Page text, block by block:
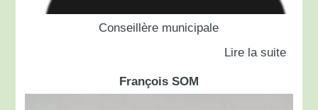
Conseillère municipale
François SOM